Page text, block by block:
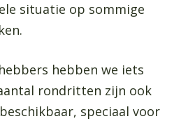
situatie op sommige
hebben we iets
rondritten zijn ook
speciaal voor